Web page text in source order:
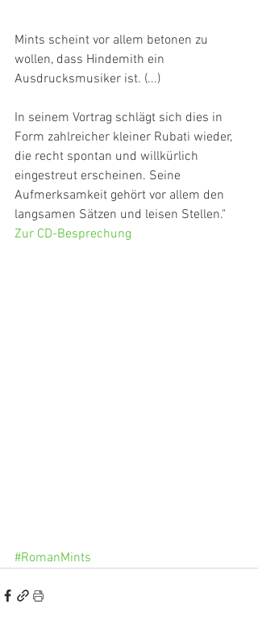
Mints scheint vor allem betonen zu
wollen, dass Hindemith ein
Ausdrucksmusiker ist. (...)
In seinem Vortrag schlägt sich dies in
Form zahlreicher kleiner Rubati wieder,
die recht spontan und willkürlich
eingestreut erscheinen. Seine
Aufmerksamkeit gehört vor allem den
langsamen Sätzen und leisen Stellen."
Zur CD-Besprechung
#RomanMints